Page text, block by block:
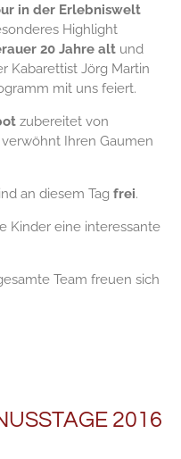
in der Erlebniswelt
Highlight
20 Jahre alt und
Kabarettist Jörg Martin
mit uns feiert.
zubereitet von
Ihren Gaumen
an diesem Tag frei.
Kinder eine interessante
Team freuen sich
2016